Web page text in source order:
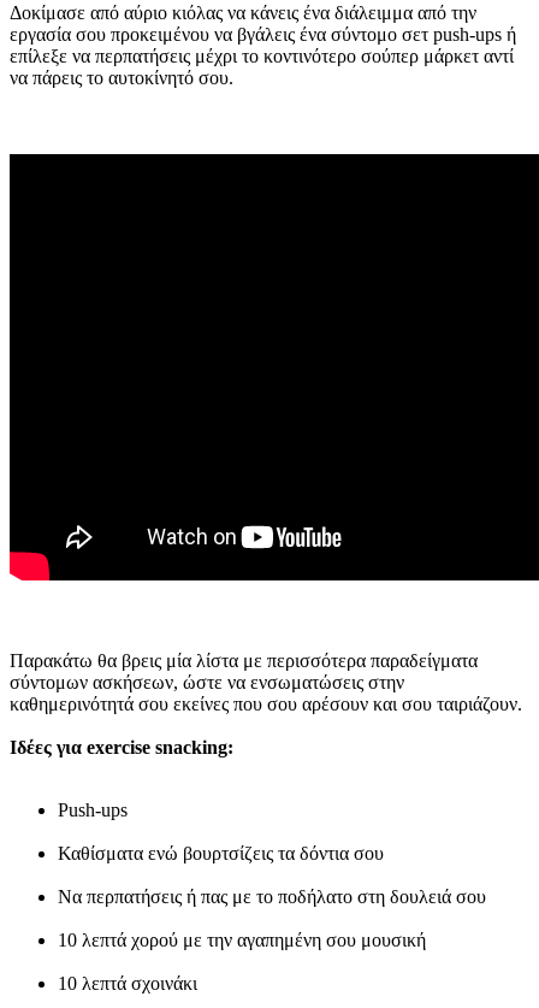
Δοκίμασε από αύριο κιόλας να κάνεις ένα διάλειμμα από την
εργασία σου προκειμένου να βγάλεις ένα σύντομο σετ push-ups ή
επίλεξε να περπατήσεις μέχρι το κοντινότερο σούπερ μάρκετ αντί
να πάρεις το αυτοκίνητό σου.
Παρακάτω θα βρεις μία λίστα με περισσότερα παραδείγματα
σύντομων ασκήσεων, ώστε να ενσωματώσεις στην
καθημερινότητά σου εκείνες που σου αρέσουν και σου ταιριάζουν.
Ιδέες για exercise snacking:
Push-ups
Καθίσματα ενώ βουρτσίζεις τα δόντια σου
Να περπατήσεις ή πας με το ποδήλατο στη δουλειά σου
10 λεπτά χορού με την αγαπημένη σου μουσική
10 λεπτά σχοινάκι